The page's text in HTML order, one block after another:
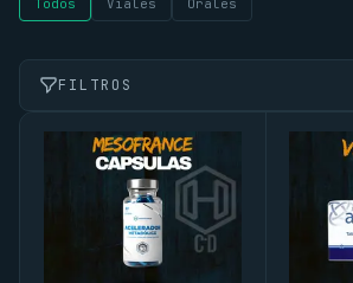
Todos Viales Orales
FILTROS